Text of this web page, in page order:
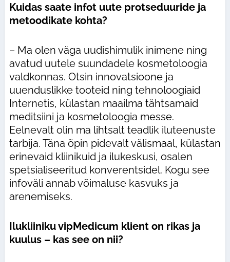
Kuidas saate infot uute protseduuride ja
metoodikate kohta?
– Ma olen väga uudishimulik inimene ning
avatud uutele suundadele kosmetoloogia
valdkonnas. Otsin innovatsioone ja
uuenduslikke tooteid ning tehnoloogiaid
Internetis, külastan maailma tähtsamaid
meditsiini ja kosmetoloogia messe.
Eelnevalt olin ma lihtsalt teadlik iluteenuste
tarbija. Täna õpin pidevalt välismaal, külastan
erinevaid kliinikuid ja ilukeskusi, osalen
spetsialiseeritud konverentsidel. Kogu see
infoväli annab võimaluse kasvuks ja
arenemiseks.
Ilukliiniku vipMedicum klient on rikas ja
kuulus – kas see on nii?